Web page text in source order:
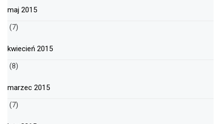
maj 2015
(7)
kwiecień 2015
(8)
marzec 2015
(7)